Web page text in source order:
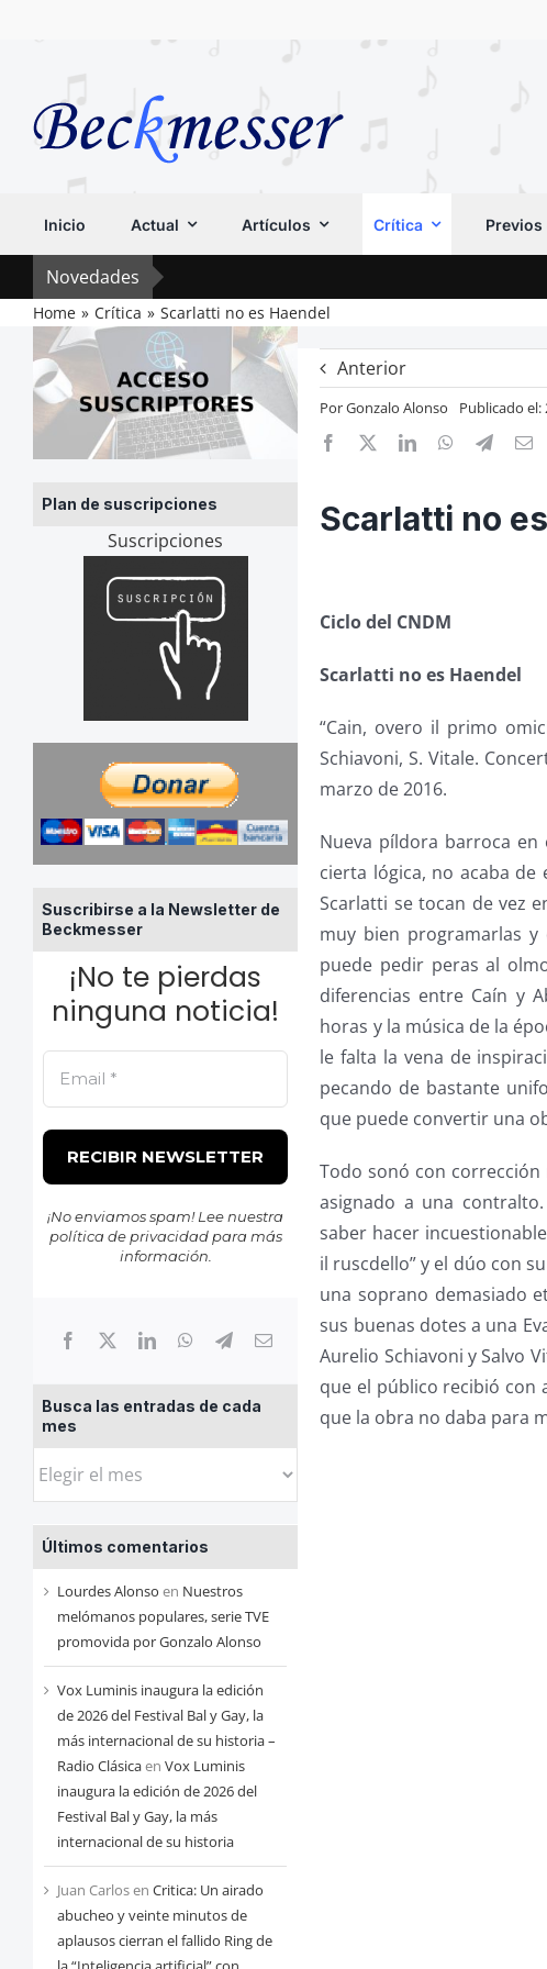
Inicio Actual Artículos Crítica Previos
Novedades
Home Crítica Scarlatti no es Haendel
Plan de suscripciones
Suscripciones
Suscribirse a la Newsletter de
Beckmesser
¡No te pierdas
ninguna noticia!
¡No enviamos spam! Lee nuestra
política de privacidadpara más
información.
Busca las entradas de cada
mes
Busca
entradas
de
cada
mes
Últimos comentarios
Lourdes Alonso en Nuestros
melómanos populares, serie TVE
promovida por Gonzalo Alonso
Vox Luminis inaugura la edición
de 2026 del Festival Bal y Gay, la
más internacional de su historia –
Radio Clásicaen Vox Luminis
inaugura la edición de 2026 del
Festival Bal y Gay, la más
internacional de su historia
Juan Carlosen Critica: Un airado
abucheo y veinte minutos de
aplausos cierran el fallido Ring de
Anterior
PorGonzalo Alonso Publicado el:
Scarlatti no
Ciclo del CNDM
Scarlatti no es Haendel
“Cain, overo il primo
Schiavoni, S. Vitale.
marzo de 2016.
Nueva píldora barroca
cierta lógica, no acaba
Scarlatti se tocan de vez
muy bien programarlas
puede pedir peras al
diferencias entre Caín y
horas y la música de la
le falta la vena de
pecando de bastante
que puede convertir una
Todo sonó con
asignado a una
saber hacer
il ruscdello” y el dúo con
una soprano demasiado
sus buenas dotes a una
Aurelio Schiavoni y Salvo
que el público recibió con
que la obra no daba para